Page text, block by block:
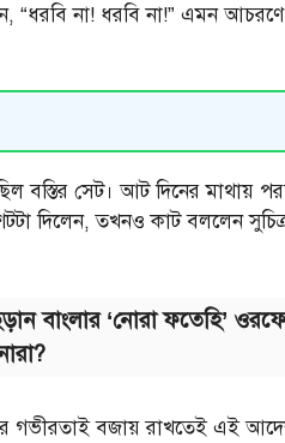
“ধরবি না! ধরবি না!” এমন
সেট। আট দিনের মাথায়
দিলেন, তখনও কাট বললেন
বাংলার ‘নোরা ফতেহি’
গভীরতাই বজায় রাখতেই এই